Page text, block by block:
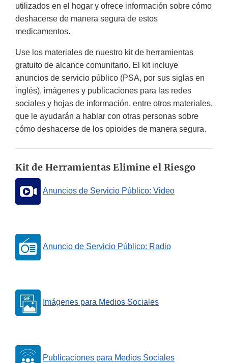
utilizados en el hogar y ofrece información sobre cómo
deshacerse de manera segura de estos
medicamentos.
Use los materiales de nuestro kit de herramientas
gratuito de alcance comunitario. El kit incluye
anuncios de servicio público (PSA, por sus siglas en
inglés), imágenes y publicaciones para las redes
sociales y hojas de información, entre otros materiales,
que le ayudarán a hablar con otras personas sobre
cómo deshacerse de los opioides de manera segura.
Kit de Herramientas Elimine el Riesgo
Anuncios de Servicio Público: Video
Anuncio de Servicio Público: Radio
Imágenes para Medios Sociales
Publicaciones para Medios Sociales